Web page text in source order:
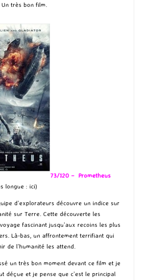
très bon film.
73/120 – Prometheus
longue : ici)
d’explorateurs découvre un indice sur
sur Terre. Cette découverte les
fascinant jusqu’aux recoins les plus
Là-bas, un affrontement terrifiant qui
de l’humanité les attend.
un très bon moment devant ce film et je
déçue et je pense que c’est le principal